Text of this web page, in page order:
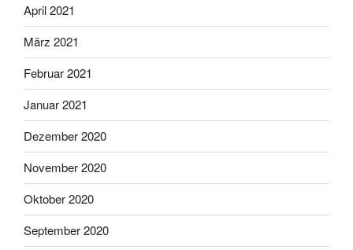
April 2021
März 2021
Februar 2021
Januar 2021
Dezember 2020
November 2020
Oktober 2020
September 2020